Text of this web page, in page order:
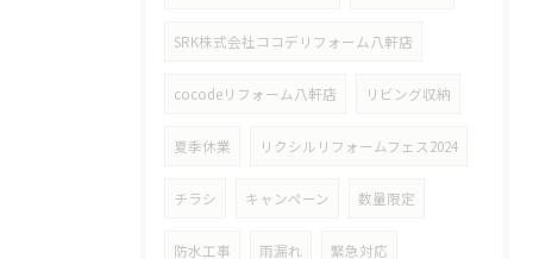
SRK株式会社ココデリフォーム八軒店
cocodeリフォーム八軒店 リビング収納
夏季休業 リクシルリフォームフェス2024
チラシ キャンペーン 数量限定
防水工事 雨漏れ 緊急対応